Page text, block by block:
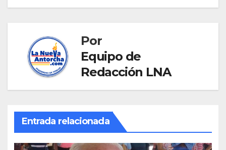
Por
Equipo de
Redacción LNA
Entrada relacionada